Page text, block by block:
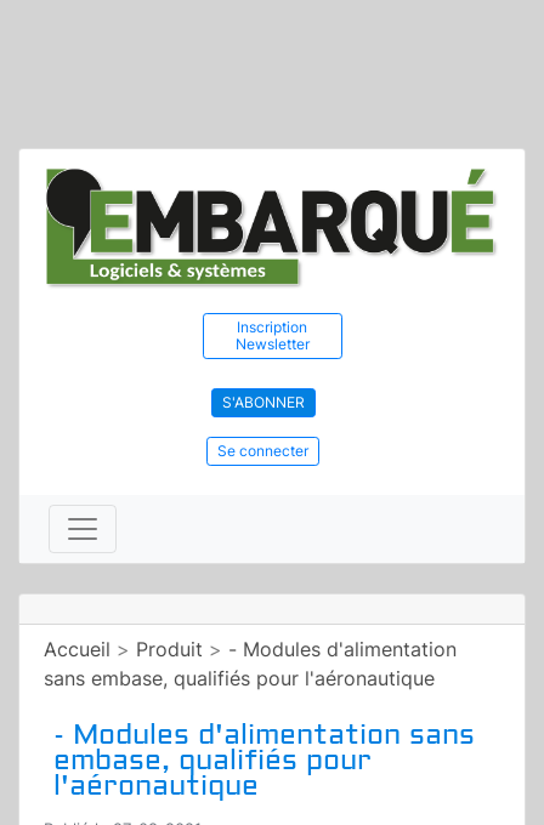
Inscription
Newsletter
S'ABONNER
Se connecter
Accueil > Produit > - Modules d'alimentation
sans embase, qualifiés pour l'aéronautique
- Modules d'alimentation sans
embase, qualifiés pour
l'aéronautique